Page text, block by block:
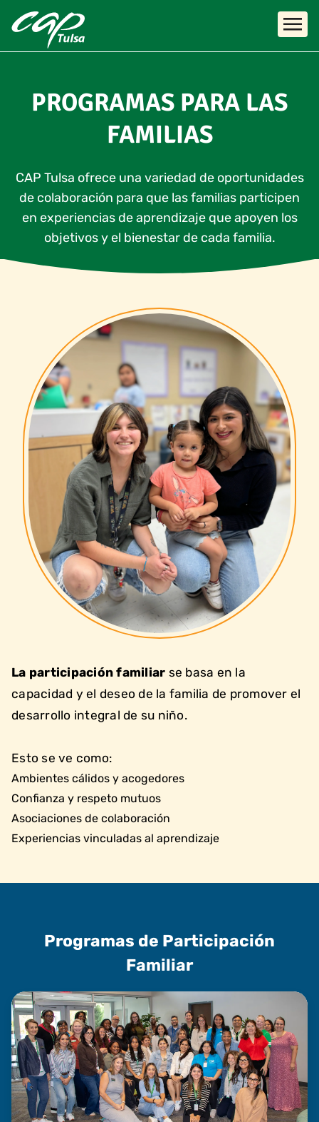
Skip to main content
PROGRAMAS PARA LAS
FAMILIAS
CAP Tulsa ofrece una variedad de oportunidades
de colaboración para que las familias participen
en experiencias de aprendizaje que apoyen los
objetivos y el bienestar de cada familia.
La participación familiar se basa en la
capacidad y el deseo de la familia de promover el
desarrollo integral de su niño.
Esto se ve como:
Ambientes cálidos y acogedores
Confianza y respeto mutuos
Asociaciones de colaboración
Experiencias vinculadas al aprendizaje
Programas de Participación
Familiar